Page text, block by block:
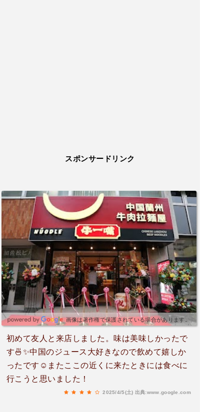
スポンサードリンク
画像は著作権で保護されている場合があります。
初めて友人と来店しました。味は美味しかったで
す🍜✨中国のジュース大好きなので飲めて嬉しか
ったです☺またここの近くに来たときには食べに
行こうと思いました！
2025/4/5(土) 出典:www.google.com